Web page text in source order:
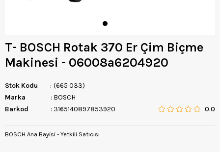
T- BOSCH Rotak 370 Er Çim Biçme
Makinesi - 06008a6204920
Stok Kodu
(665 033)
Marka
: BOSCH
Barkod
: 3165140897853920 0.0
BOSCH Ana Bayisi - Yetkili Satıcısı